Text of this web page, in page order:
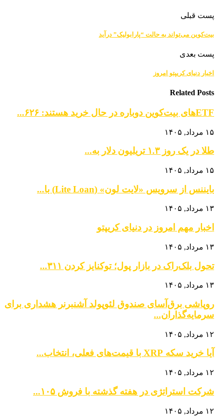
پست قبلی
بیت‌کوین می‌تواند به حالت “پارابولیک” درآید
پست بعدی
اخبار دنیای کریپتو امروز
Related Posts
ETFهای بیت‌کوین دوباره در حال خرید هستند: ۶۲۶...
۱۵ مرداد, ۱۴۰۵
طلا در یک روز ۱.۳ تریلیون دلار به...
۱۵ مرداد, ۱۴۰۵
بایننس از سرویس «لایت لون» (Lite Loan) با...
۱۳ مرداد, ۱۴۰۵
اخبار مهم امروز در دنیای کریپتو
۱۳ مرداد, ۱۴۰۵
تحول بلک‌راک در بازار پول؛ توکنایز کردن ۳۱۱...
۱۳ مرداد, ۱۴۰۵
روپاشی برق‌آسای صندوق لئوپولد آشنبرنر هشداری برای
سرمایه‌گذاران...
۱۲ مرداد, ۱۴۰۵
آیا خرید سکه XRP با قیمت‌های فعلی، انتخاب...
۱۲ مرداد, ۱۴۰۵
شرکت استراتژی در هفته گذشته با فروش ۱۰۵...
۱۲ مرداد, ۱۴۰۵